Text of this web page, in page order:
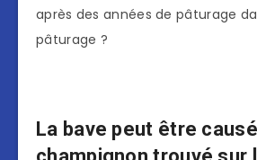
après des années de pâturage
pâturage ?
La bave peut être